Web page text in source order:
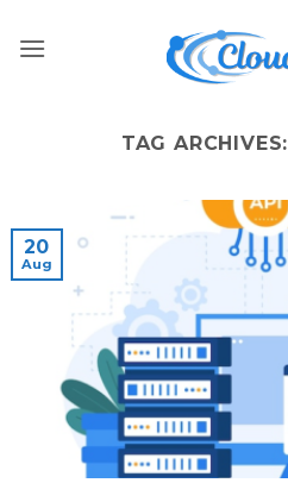
TAG ARCHIVES:
20
Aug